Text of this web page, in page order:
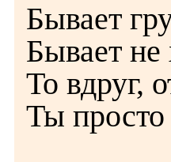
Бывает
Бывает не
То вдруг,
Ты